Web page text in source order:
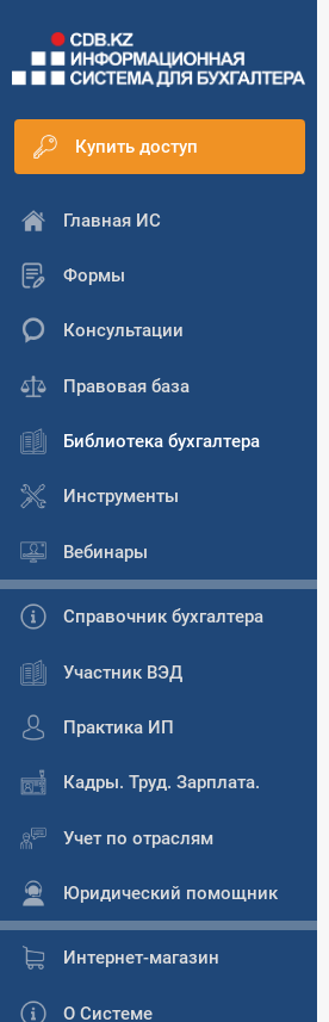
Купить доступ
Главная ИС
Формы
Консультации
Правовая база
Библиотека бухгалтера
Инструменты
Вебинары
Справочник бухгалтера
Участник ВЭД
Практика ИП
Кадры. Труд. Зарплата.
Учет по отраслям
Юридический помощник
Интернет-магазин
О Системе